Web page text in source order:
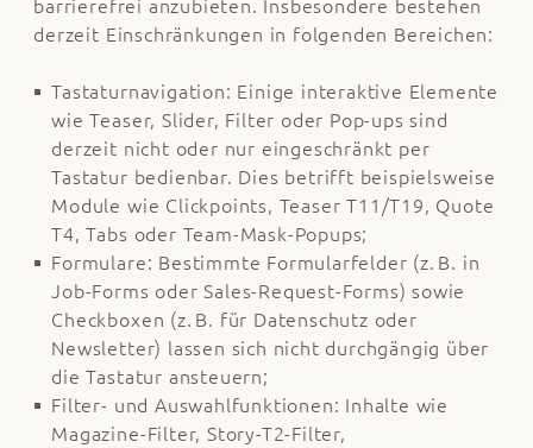
barrierefrei anzubieten. Insbesondere bestehen
derzeit Einschränkungen in folgenden Bereichen:
Tastaturnavigation: Einige interaktive Elemente
wie Teaser, Slider, Filter oder Pop-ups sind
derzeit nicht oder nur eingeschränkt per
Tastatur bedienbar. Dies betrifft beispielsweise
Module wie Clickpoints, Teaser T11/T19, Quote
T4, Tabs oder Team-Mask-Popups;
Formulare: Bestimmte Formularfelder (z. B. in
Job-Forms oder Sales-Request-Forms) sowie
Checkboxen (z. B. für Datenschutz oder
Newsletter) lassen sich nicht durchgängig über
die Tastatur ansteuern;
Filter- und Auswahlfunktionen: Inhalte wie
Magazine-Filter, Story-T2-Filter,